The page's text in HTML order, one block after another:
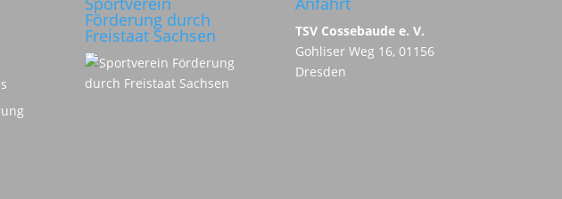
Förderung durch
Freistaat Sachsen
TSV Cossebaude e. V.
Gohliser Weg 16, 01156
Dresden